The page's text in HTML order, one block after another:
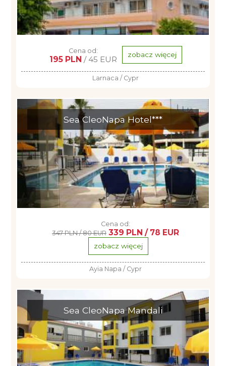
Cena od:
195 PLN / 45 EUR zobacz więcej
Larnaca / Cypr
Sea CleoNapa Hotel***
Cena od:
347 PLN / 80 EUR 339 PLN / 78 EUR
zobacz więcej
Ayia Napa / Cypr
Sea CleoNapa Mandali